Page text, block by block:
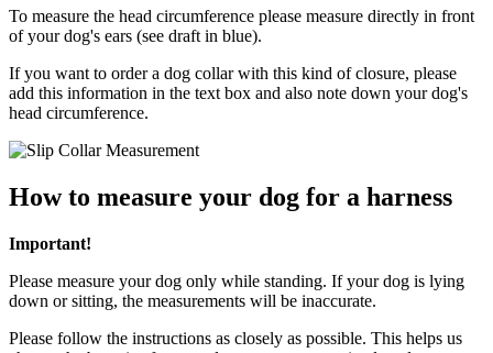
To measure the head circumference please measure directly in front
of your dog's ears (see draft in blue).
If you want to order a dog collar with this kind of closure, please
add this information in the text box and also note down your dog's
head circumference.
How to measure your dog for a harness
Important!
Please measure your dog only while standing. If your dog is lying
down or sitting, the measurements will be inaccurate.
Please follow the instructions as closely as possible. This helps us